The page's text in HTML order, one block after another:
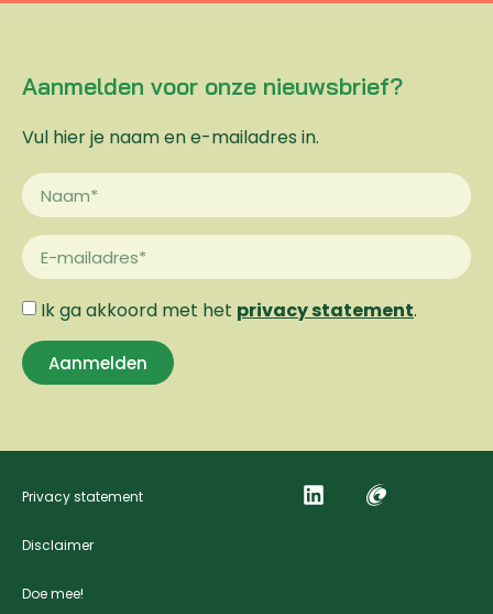
Aanmelden voor onze nieuwsbrief?
Vul hier je naam en e-mailadres in.
Ik ga akkoord met het privacy statement.
Aanmelden
Privacy statement
Disclaimer
Doe mee!